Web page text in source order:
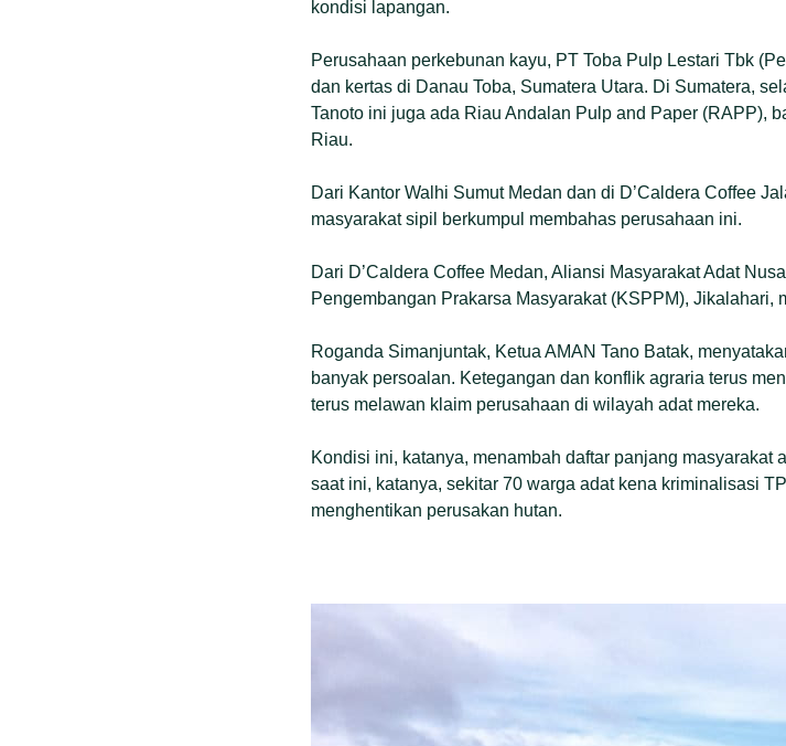
kondisi lapangan.
Perusahaan perkebunan kayu, PT Toba Pulp Lestari Tbk
dan kertas di Danau Toba, Sumatera Utara. Di Sumatera,
Tanoto ini juga ada Riau Andalan Pulp and Paper (RAPP),
Riau.
Dari Kantor Walhi Sumut Medan dan di D’Caldera Coffee
masyarakat sipil berkumpul membahas perusahaan ini.
Dari D’Caldera Coffee Medan, Aliansi Masyarakat Adat
Pengembangan Prakarsa Masyarakat (KSPPM), Jikalahari,
Roganda Simanjuntak, Ketua AMAN Tano Batak,
banyak persoalan. Ketegangan dan konflik agraria terus
terus melawan klaim perusahaan di wilayah adat mereka.
Kondisi ini, katanya, menambah daftar panjang masyarakat
saat ini, katanya, sekitar 70 warga adat kena kriminalisasi
menghentikan perusakan hutan.